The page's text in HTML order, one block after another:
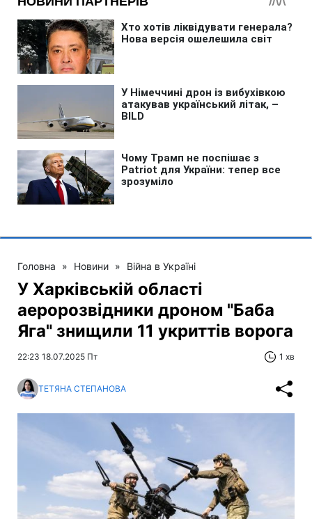
Головна » Новини » Війна в Україні
У Харківській області
аеророзвідники дроном "Баба
Яга" знищили 11 укриттів ворога
22:23 18.07.2025 Пт 1 хв
ТЕТЯНА СТЕПАНОВА